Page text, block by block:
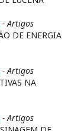
- Artigos
DE ENERGIA
- Artigos
NA
- Artigos